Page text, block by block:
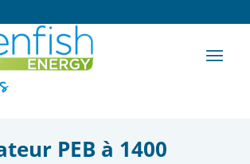
PEB à 1400